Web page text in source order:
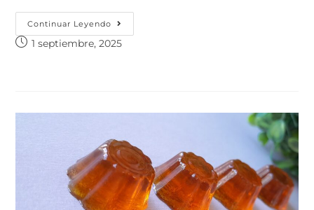
Continuar Leyendo
1 septiembre, 2025